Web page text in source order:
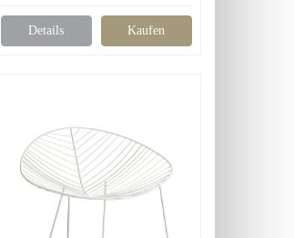
Details Kaufen